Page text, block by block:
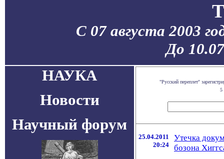
С 07 августа 2003
До
НАУКА
Новости
Научный форум
"Русский переплет"
5
25.04.2011
20:24
Утечка
бозона